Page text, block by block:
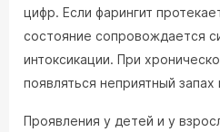
цифр. Если фарингит
состояние сопровождается
интоксикации. При
появляться неприятный запах
Проявления у детей и у